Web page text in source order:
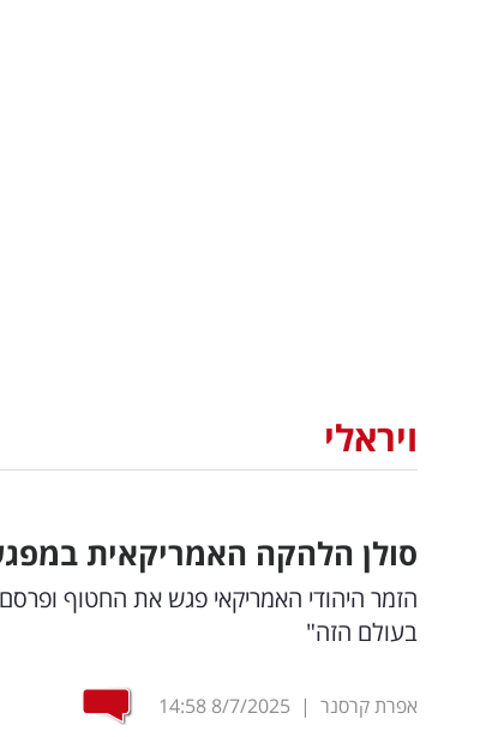
ויראלי
סולן הלהקה האמריקאית
הזמר היהודי האמריקאי פגש את החטוף
בעולם הזה"
אפרת קרסנר |
8/7/2025
14:58